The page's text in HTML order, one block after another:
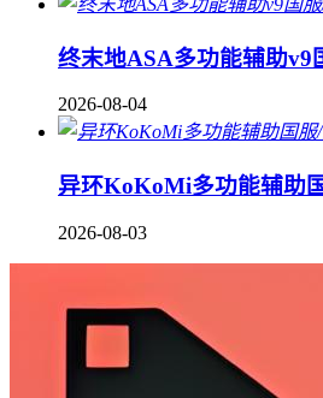
终末地ASA多功能辅助v9
2026-08-04
异环KoKoMi多功能辅助
2026-08-03